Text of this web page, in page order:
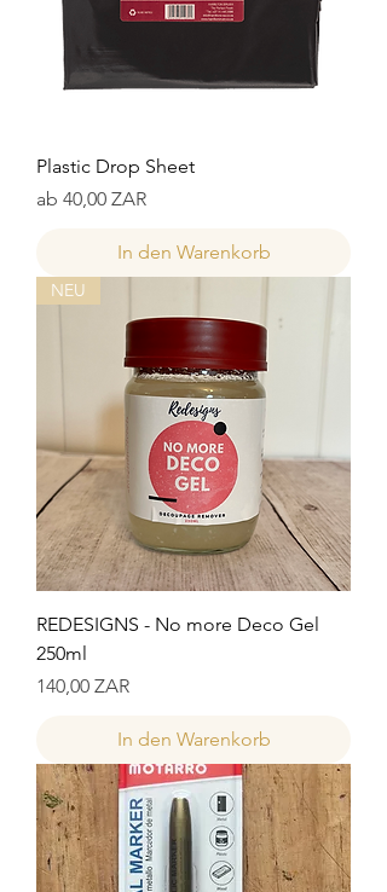
Plastic Drop Sheet
ab 40,00 ZAR
Sale-Preis
In den Warenkorb
NEU
REDESIGNS - No more Deco Gel
250ml
Preis
140,00 ZAR
In den Warenkorb